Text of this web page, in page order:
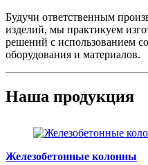
Будучи ответственным
изделий, мы практикуем
решений с использованием
оборудования и материалов.
Наша продукция
Железобетонные колонны